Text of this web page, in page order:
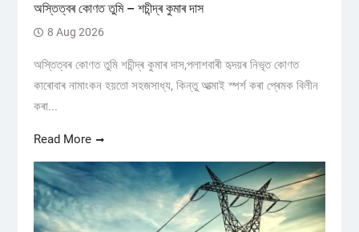
অস্তিত্বৰ কোণত তুমি – শচীন্দ্ৰ কুমাৰ দাস
8 Aug 2026
অস্তিত্বৰ কোণত তুমি শচীন্দ্ৰ কুমাৰ দাস,পলাশবাৰী হৃদয়ৰ নিভৃত কোণত
কাৰোবাৰ নামাংকন হয়তো সহজসাধ্য, কিন্তু আত্মাই স্পৰ্শ কৰা প্ৰেমক বিলীন
কৰা...
Read More